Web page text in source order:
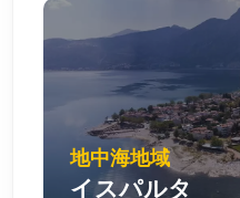
地中海地域
イスパルタ